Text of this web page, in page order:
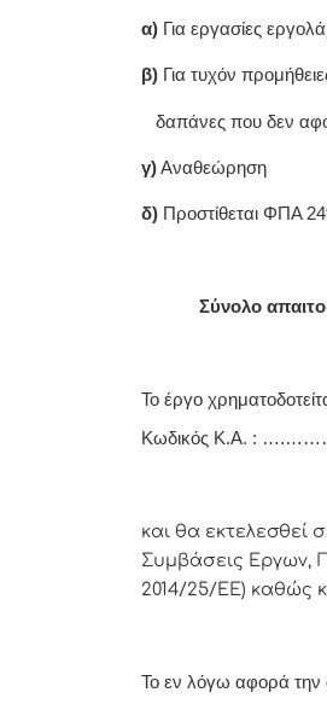
α) Για
β) Για τυχόν
δαπάνες που δεν
γ)
δ) Προστίθεται ΦΠΑ
Σύνολο
Το έργο
Κωδικός Κ.Α. :
και θα εκτελεσθεί
Συμβάσεις Εργων,
2014/25/ΕΕ) καθώς
Το εν λόγω αφορά την